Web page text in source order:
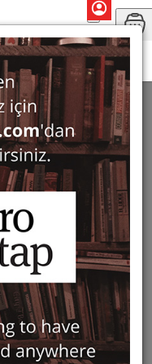
22 ürün bulundu
Show Only in Stock